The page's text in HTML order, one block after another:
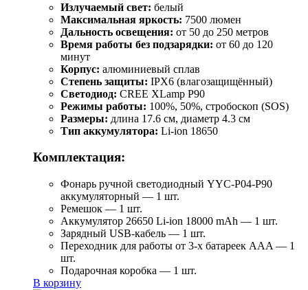
Излучаемый свет: белый
Максимальная яркость: 7500 люмен
Дальность освещения: от 50 до 250 метров
Время работы без подзарядки: от 60 до 120
минут
Корпус: алюминиевый сплав
Степень защиты: IPX6 (влагозащищённый)
Светодиод: CREE XLamp P90
Режимы работы: 100%, 50%, стробоскоп (SOS)
Размеры: длина 17.6 см, диаметр 4.3 см
Тип аккумулятора: Li-ion 18650
Комплектация:
Фонарь ручной светодиодный YYC-Р04-Р90
аккумуляторный — 1 шт.
Ремешок — 1 шт.
Аккумулятор 26650 Li-ion 18000 mAh — 1 шт.
Зарядный USB-кабель — 1 шт.
Переходник для работы от 3-х батареек AAA — 1
шт.
Подарочная коробка — 1 шт.
В корзину